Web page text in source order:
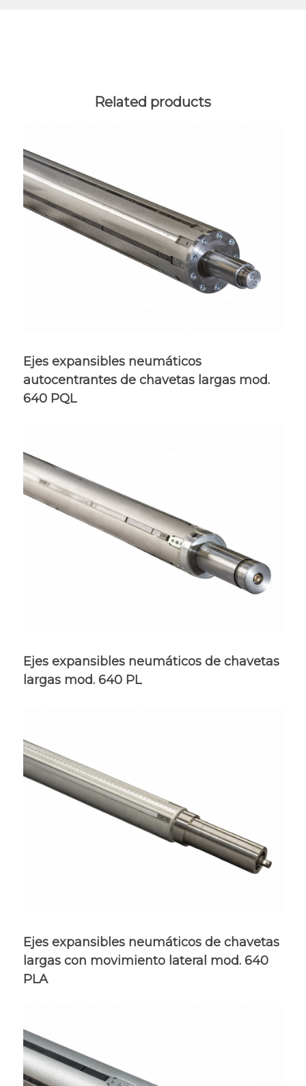
Related products
Ejes expansibles neumáticos
autocentrantes de chavetas largas mod.
640 PQL
Ejes expansibles neumáticos de chavetas
largas mod. 640 PL
Ejes expansibles neumáticos de chavetas
largas con movimiento lateral mod. 640
PLA